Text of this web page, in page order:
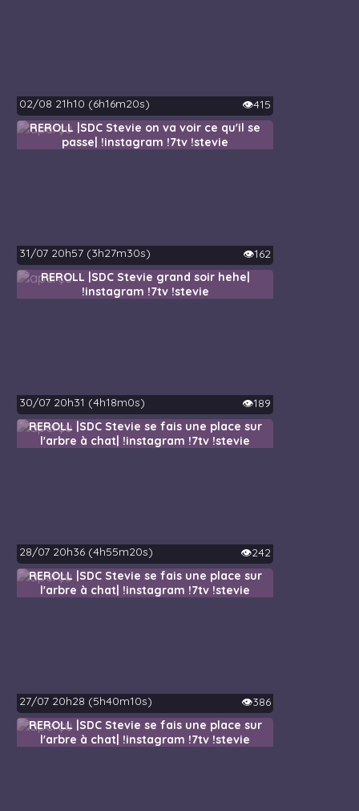
02/08 21h10 (6h16m20s)
👁️415
REROLL |SDC Stevie on va voir ce qu'il se
passe| !instagram !7tv !stevie
31/07 20h57 (3h27m30s)
👁️162
REROLL |SDC Stevie grand soir hehe|
!instagram !7tv !stevie
30/07 20h31 (4h18m0s)
👁️189
REROLL |SDC Stevie se fais une place sur
l'arbre à chat| !instagram !7tv !stevie
28/07 20h36 (4h55m20s)
👁️242
REROLL |SDC Stevie se fais une place sur
l'arbre à chat| !instagram !7tv !stevie
27/07 20h28 (5h40m10s)
👁️386
REROLL |SDC Stevie se fais une place sur
l'arbre à chat| !instagram !7tv !stevie